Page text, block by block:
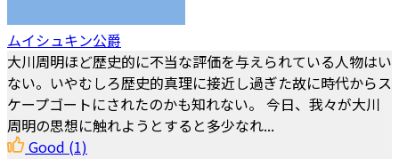
ムイシュキン公爵
大川周明ほど歴史的に不当な評価を与えられている人物はい
ない。いやむしろ歴史的真理に接近し過ぎた故に時代からス
ケープゴートにされたのかも知れない。 今日、我々が大川
周明の思想に触れようとすると多少なれ...
Good (1)